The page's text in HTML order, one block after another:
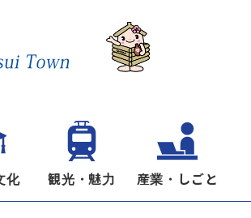
化 観光・魅力 産業・しごと